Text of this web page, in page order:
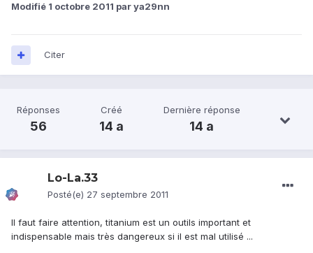
Modifié 1 octobre 2011 par ya29nn
Citer
Réponses
56
Créé
14 a
Dernière réponse
14 a
Lo-La.33
Posté(e) 27 septembre 2011
Il faut faire attention, titanium est un outils important et
indispensable mais très dangereux si il est mal utilisé ...